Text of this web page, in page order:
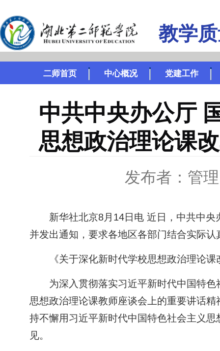
教学
二师首页 中心概况 党建工作
中共中央办公厅
思想政治理论课
发布者：管
新华社北京8月14日电 近日，中共中
并发出通知，要求各地区各部门结合实际认
《关于深化新时代学校思想政治理论
为深入贯彻落实习近平新时代中国特
思想政治理论课教师座谈会上的重要讲话
持不懈用习近平新时代中国特色社会主义
见。